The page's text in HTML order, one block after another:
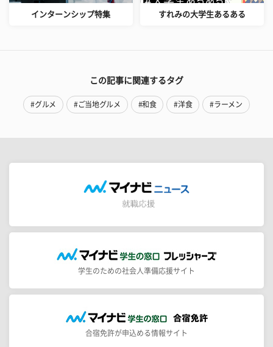
インターンシップ特集 すれみの大学生あるある
この記事に関連するタグ
#グルメ #ご当地グルメ #和食 #洋食 #ラーメン
学生のための社会人準備応援サイト
合宿免許が申込める情報サイト